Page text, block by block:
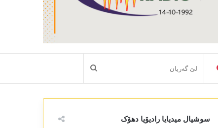
لێ
گەریان
سوشیال میدیایا رادیۆیا دھۆک